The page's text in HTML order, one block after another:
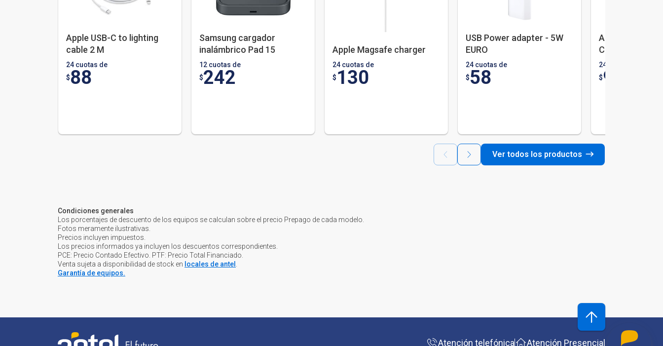
Apple USB-C to lighting
cable 2 M
24 cuotas de
$88
Samsung cargador
inalámbrico Pad 15
12 cuotas de
$242
Apple Magsafe charger
24 cuotas de
$ 130
USB Power adapter - 5W
EURO
24 cuotas de
$58
Apple 240W
Cable
24 cuotas de
$90
Ver todos los productos
Condiciones generales
Los porcentajes de descuento de los equipos se calculan sobre el precio Prepago de cada modelo.
Fotos meramente ilustrativas.
Precios incluyen impuestos.
Los precios informados ya incluyen los descuentos correspondientes.
PCE: Precio Contado Efectivo. PTF: Precio Total Financiado.
Venta sujeta a disponibilidad de stock en locales de antel
Garantía de equipos.
Atención telefónica Atención Presencial